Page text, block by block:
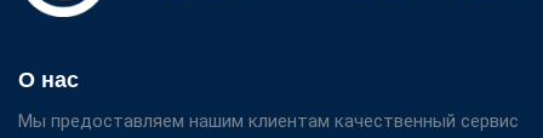
О нас
Мы предоставляем нашим клиентам качественный сервис